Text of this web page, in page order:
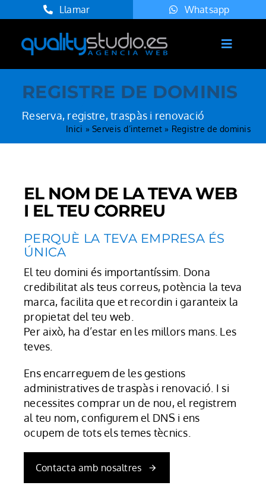
to
content
Llamar Whatsapp
Toggle
Contacte
REGISTRE DE DOMINIS
Reserva, registre, traspàs i renovació
Inici »Serveis d’internet » Registre de dominis
EL NOM DE LA TEVA WEB
I EL TEU CORREU
PERQUÈ LA TEVA EMPRESA ÉS
ÚNICA
El teu domini és importantíssim. Dona
credibilitat als teus correus, potència la teva
marca, facilita que et recordin i garanteix la
propietat del teu web.
Per això, ha d’estar en les millors mans. Les
teves.
Ens encarreguem de les gestions
administratives de traspàs i renovació. I si
necessites comprar un de nou, el registrem
al teu nom, configurem el DNS i ens
ocupem de tots els temes tècnics.
Contacta amb nosaltres